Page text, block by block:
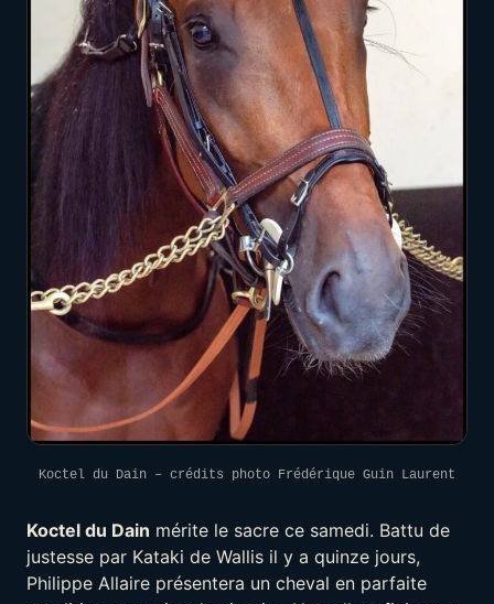
Koctel du Dain – crédits photo Frédérique Guin Laurent
Koctel du Dain mérite le sacre ce samedi. Battu de
justesse par Kataki de Wallis il y a quinze jours,
Philippe Allaire présentera un cheval en parfaite